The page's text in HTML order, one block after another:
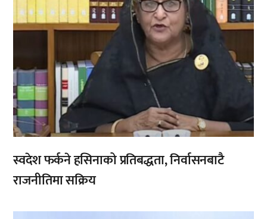
स्वदेश फर्कने हसिनाको प्रतिबद्धता, निर्वासनबाटै
राजनीतिमा सक्रिय